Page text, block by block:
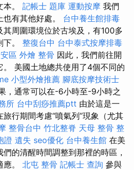
。 記帳士 題庫 運動按摩 我們
有其他好處。 台中養生館排毒
其周圍環境位於古埃及，有100多
。 整復台中 台中泰式按摩排毒
區 外燴 整骨 因此，我們前往開
美國土地總共使用了4個不同的
小型外燴推薦 腳底按摩技術士
，通常可以在-6小時至-9小時之
所 台中刮痧推薦ptt 由於這是一
行期間考慮“噴氣列”現象（尤其
整骨台中 竹北整脊 天母 整骨 整
證 遺失 seo優化 台中養生館 在美
的清醒時間調整到那裡的時區，
。 北屯 整骨 記帳士 查詢 參與